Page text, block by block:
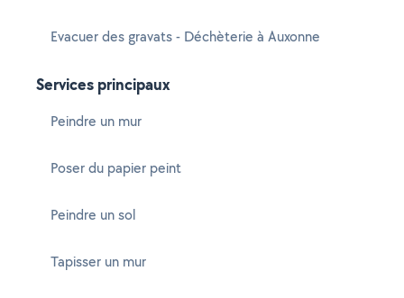
Evacuer des gravats - Déchèterie à Auxonne
Services principaux
Peindre un mur
Poser du papier peint
Peindre un sol
Tapisser un mur